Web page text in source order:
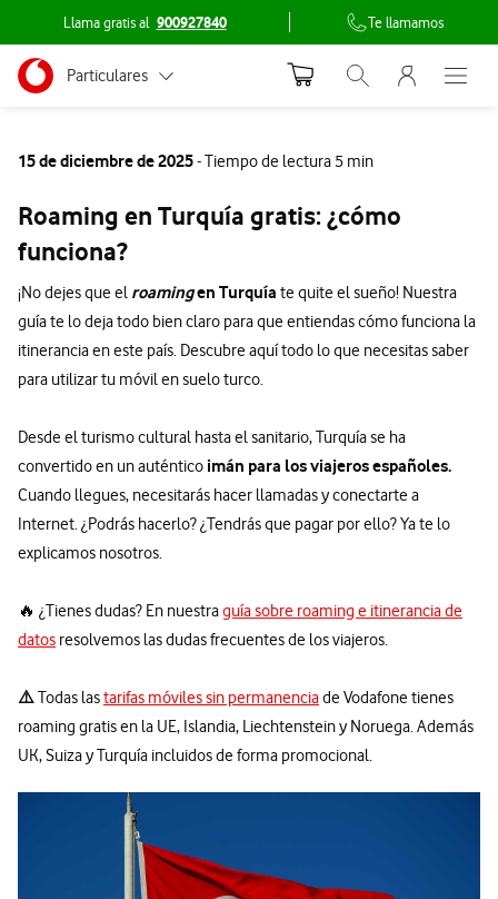
Llama gratis al 900927840 Te llamamos
Ir a la pagina principal de vodafone.es
Menu navegación Segmento
Particulares
Grandes empresas
y AA.PP.
Abrir buscador.
Menu
Abre
15 de diciembre de 2025- Tiempo de lectura 5 min
Roaming en Turquía gratis: ¿cómo
funciona?
¡No dejes que el roamingen Turquía te quite el sueño! Nuestra
guía te lo deja todo bien claro para que entiendas cómo funciona la
itinerancia en este país. Descubre aquí todo lo que necesitas saber
para utilizar tu móvil en suelo turco.
Desde el turismo cultural hasta el sanitario, Turquía se ha
convertido en un auténtico imán para los viajeros españoles.
Cuando llegues, necesitarás hacer llamadas y conectarte a
Internet. ¿Podrás hacerlo? ¿Tendrás que pagar por ello? Ya te lo
explicamos nosotros.
🔥 ¿Tienes dudas? En nuestraguía sobre roaming e itinerancia de
datos resolvemos las dudas frecuentes de los viajeros.
⚠️Todas lastarifas móviles sin permanenciade Vodafone tienes
roaming gratis en la UE, Islandia, Liechtenstein y Noruega. Además
UK, Suiza y Turquía incluidos de forma promocional.